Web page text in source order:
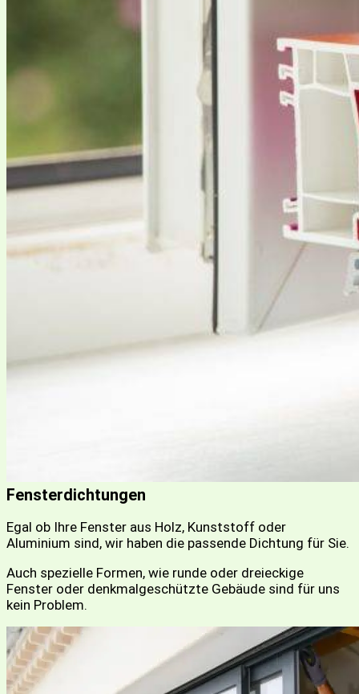
Fensterdichtungen
Egal ob Ihre Fenster aus Holz, Kunststoff oder
Aluminium sind, wir haben die passende Dichtung für Sie.
Auch spezielle Formen, wie runde oder dreieckige
Fenster oder denkmalgeschützte Gebäude sind für uns
kein Problem.